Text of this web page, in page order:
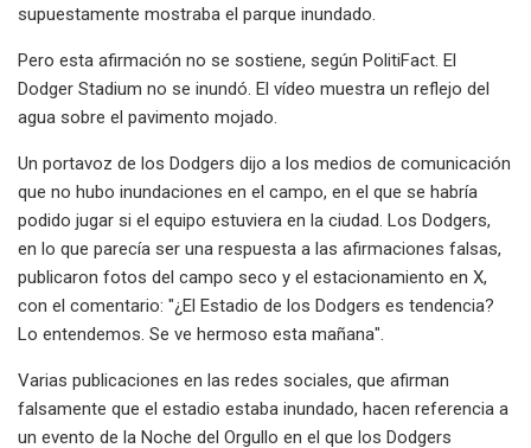
supuestamente mostraba el parque inundado.
Pero esta afirmación no se sostiene, según PolitiFact. El
Dodger Stadium no se inundó. El vídeo muestra un reflejo del
agua sobre el pavimento mojado.
Un portavoz de los Dodgers dijo a los medios de comunicación
que no hubo inundaciones en el campo, en el que se habría
podido jugar si el equipo estuviera en la ciudad. Los Dodgers,
en lo que parecía ser una respuesta a las afirmaciones falsas,
publicaron fotos del campo seco y el estacionamiento en X,
con el comentario: "¿El Estadio de los Dodgers es tendencia?
Lo entendemos. Se ve hermoso esta mañana".
Varias publicaciones en las redes sociales, que afirman
falsamente que el estadio estaba inundado, hacen referencia a
un evento de la Noche del Orgullo en el que los Dodgers